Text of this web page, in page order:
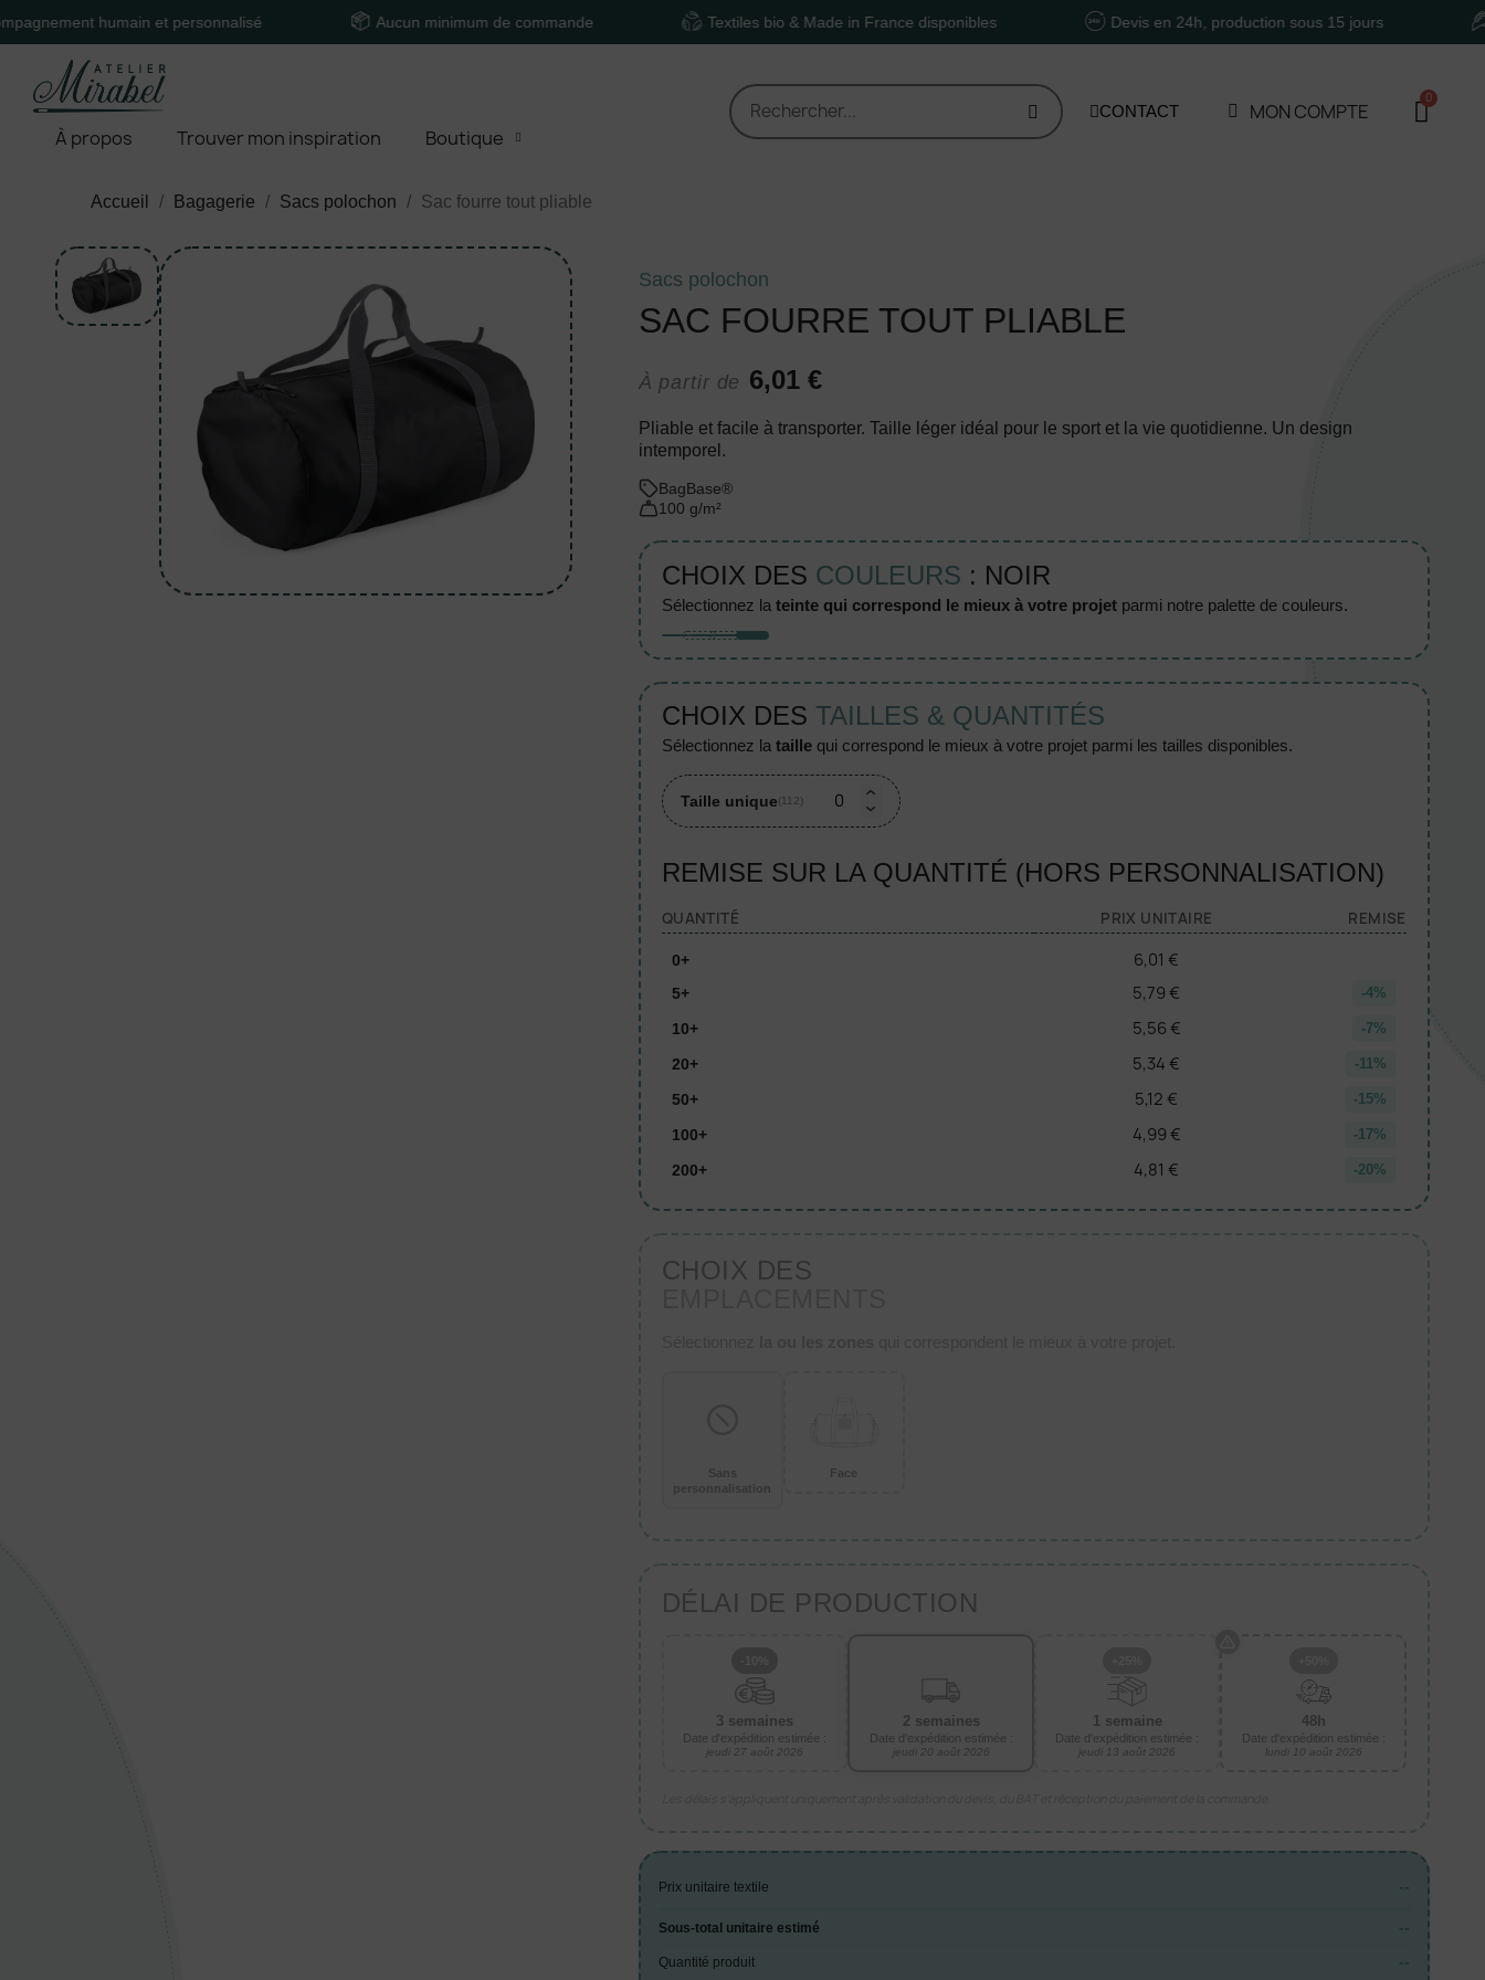
humain et personnalisé Aucun minimum de commande Textiles bio & Made in France disponibles Devis en 24h, production sous 15 jours Un
À propos Trouver mon inspiration Boutique
CONTACT MON COMPTE
Accueil Bagagerie Sacs polochon Sac fourre tout pliable
Sacs polochon
SAC FOURRE TOUT PLIABLE
À partir de 6,01 €
Pliable et facile à transporter. Taille léger idéal pour le sport et la vie quotidienne. Un design
intemporel.
BagBase®
100 g/m²
CHOIX DES COULEURS : NOIR
sélectionnez la teinte qui correspond le mieux à votre projetparmi notre palette de couleurs.
CHOIX DES TAILLES & QUANTITÉS
sélectionnez la taillequi correspond le mieux à votre projet parmi les tailles disponibles.
Taille unique(112)
REMISE SUR LA QUANTITÉ (HORS PERSONNALISATION)
QUANTITÉ PRIX UNITAIRE REMISE
0+ 6,01 €
5+ 5,79 € -4%
10+ 5,56 € -7%
20+ 5,34 € -11%
50+ 5,12 € -15%
100+ 4,99 € -17%
200+ 4,81 € -20%
CHOIX DES
Sans
personnalisation
Face
DÉLAI DE PRODUCTION
3 semaines
Date d'expédition estimée :
jeudi 27 août 2026
2 semaines
Date d'expédition estimée :
jeudi 20 août 2026
1 semaine
Date d'expédition estimée :
jeudi 13 août 2026
48h
Date d'expédition estimée :
lundi 10 août 2026
Prix unitaire textile --
Sous-total unitaire estimé --
Quantité produit --